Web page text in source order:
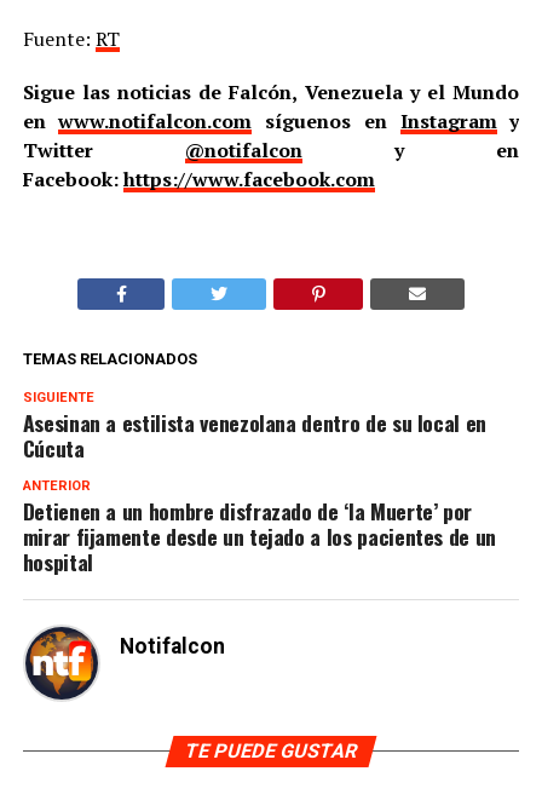
Fuente: RT
Sigue las noticias de Falcón, Venezuela y el Mundo
enwww.notifalcon.com síguenos en Instagramy
Twitter @notifalcony en
Facebook:https://www.facebook.com
TEMAS RELACIONADOS
SIGUIENTE
Asesinan a estilista venezolana dentro de su local en
Cúcuta
ANTERIOR
Detienen a un hombre disfrazado de ‘la Muerte’ por
mirar fijamente desde un tejado a los pacientes de un
hospital
Notifalcon
TE PUEDE GUSTAR